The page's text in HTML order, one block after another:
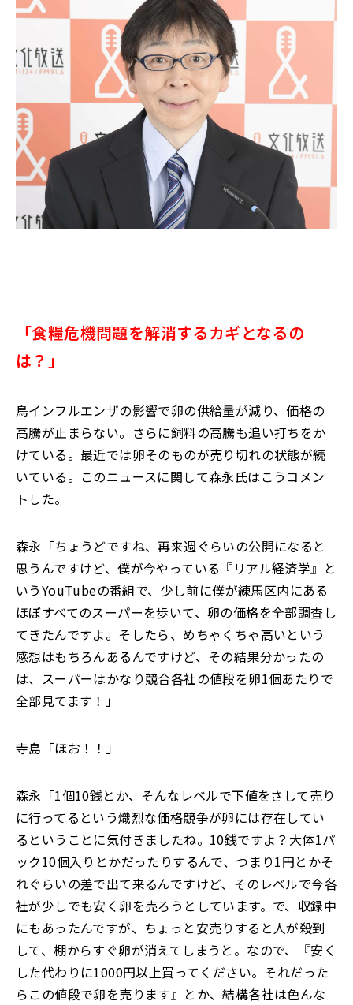
「食糧危機問題を解消するカギとなるの
は？」
鳥インフルエンザの影響で卵の供給量が減り、価格の
高騰が止まらない。さらに飼料の高騰も追い打ちをか
けている。最近では卵そのものが売り切れの状態が続
いている。このニュースに関して森永氏はこうコメン
トした。
森永「ちょうどですね、再来週ぐらいの公開になると
思うんですけど、僕が今やっている『リアル経済学』と
いうYouTubeの番組で、少し前に僕が練馬区内にある
ほぼすべてのスーパーを歩いて、卵の価格を全部調査し
てきたんですよ。そしたら、めちゃくちゃ高いという
感想はもちろんあるんですけど、その結果分かったの
は、スーパーはかなり競合各社の値段を卵1個あたりで
全部見てます！」
寺島「ほお！！」
森永「1個10銭とか、そんなレベルで下値をさして売り
に行ってるという熾烈な価格競争が卵には存在してい
るということに気付きましたね。10銭ですよ？大体1パ
ック10個入りとかだったりするんで、つまり1円とかそ
れぐらいの差で出て来るんですけど、そのレベルで今各
社が少しでも安く卵を売ろうとしています。で、収録中
にもあったんですが、ちょっと安売りすると人が殺到
して、棚からすぐ卵が消えてしまうと。なので、『安く
した代わりに1000円以上買ってください。それだった
らこの値段で卵を売ります』とか、結構各社は色んな